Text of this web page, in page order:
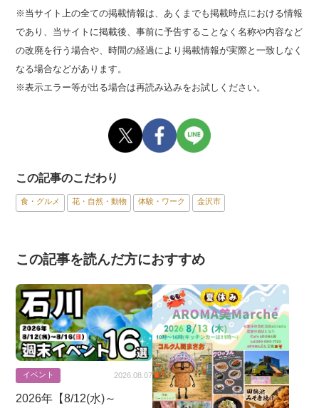
※当サイト上の全ての掲載情報は、あくまでも掲載時点における情報
であり、当サイトに掲載後、事前に予告することなく名称や内容など
の改廃を行う場合や、時間の経過により掲載情報が実際と一致しなく
なる場合などがあります。
※表示エラー等が出る場合は再読み込みをお試しください。
この記事のこだわり
食・グルメ 花・自然・動物 体験・ワーク 金沢市
この記事を読んだ方におすすめ
イベント 2026.08.07
2026年【8/12(水)～